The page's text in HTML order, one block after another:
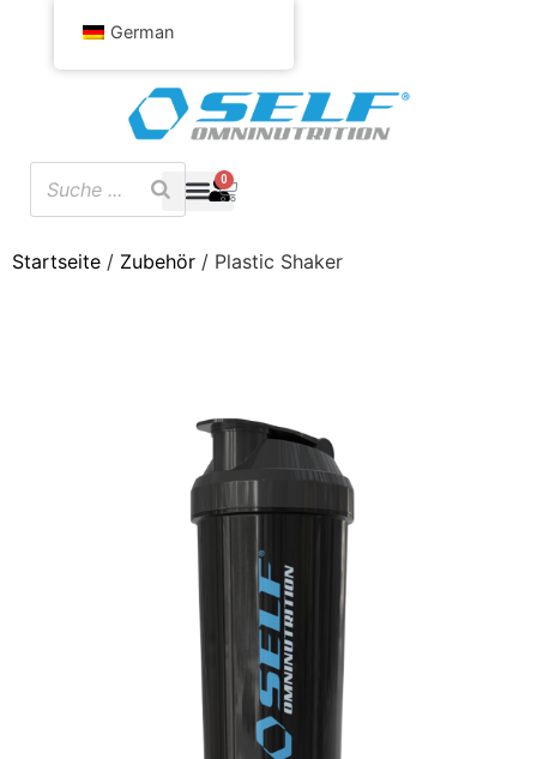
0
Startseite / Zubehör / Plastic Shaker
German